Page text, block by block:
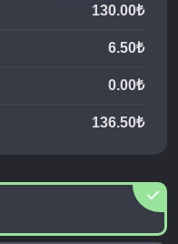
130.00₺
6.50₺
0.00₺
136.50₺